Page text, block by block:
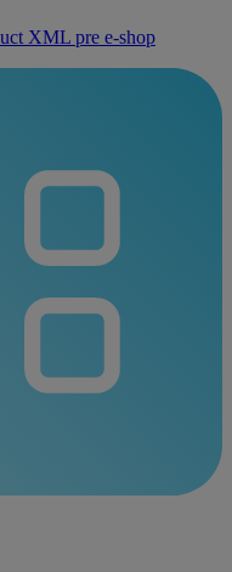
XML pre e‑shop